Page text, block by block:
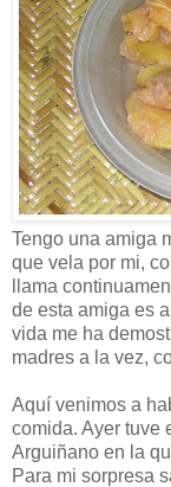
Tengo una amiga
que vela por mi,
llama
de esta amiga es
vida me ha
madres a la vez,
Aquí venimos a
comida. Ayer tuve
Arguiñano en la
Para mi sorpresa